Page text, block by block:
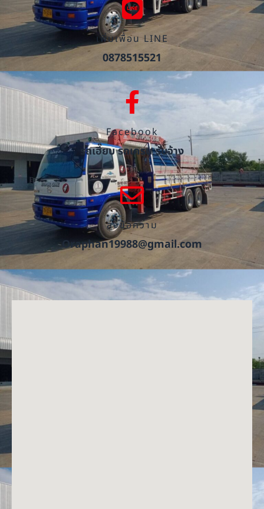
เพิ่มเพื่อน LINE
0878515521
Facebook
รถเฮี๊ยบ รถเครน รับจ้าง
ส่งข้อความ
Oraphan19988@gmail.com